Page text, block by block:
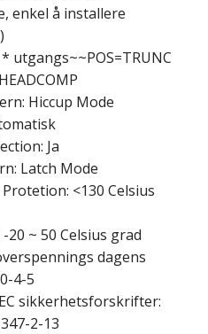
enkel å installere
utgangs~~POS=TRUNC
Hiccup Mode
Ja
Latch Mode
<130 Celsius
~ 50 Celsius grad
dagens
4-5
sikkerhetsforskrifter:
2-13